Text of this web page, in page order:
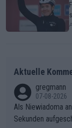
Aktuelle
gregmann
07-08-2026
Als Niewiadoma
Sekunden